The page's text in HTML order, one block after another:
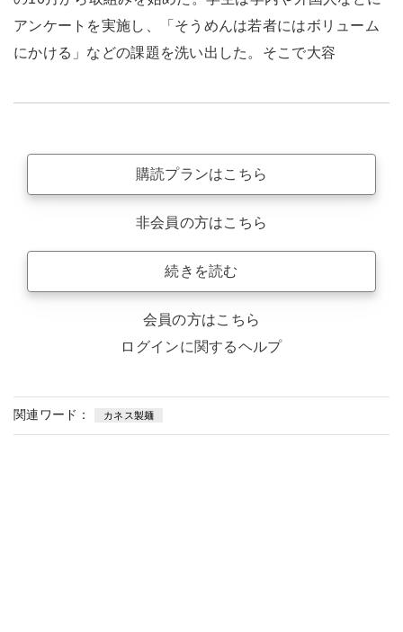
アンケートを実施し、「そうめんは若者にはボリューム
にかける」などの課題を洗い出した。そこで大容
購読プランはこちら
非会員の方はこちら
続きを読む
会員の方はこちら
ログインに関するヘルプ
関連ワード： カネス製麺